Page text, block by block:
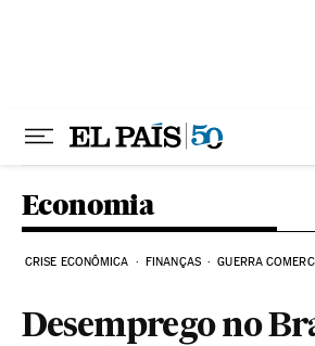
Economia
CRISE ECONÔMICA FINANÇAS GUERRA
Desemprego no